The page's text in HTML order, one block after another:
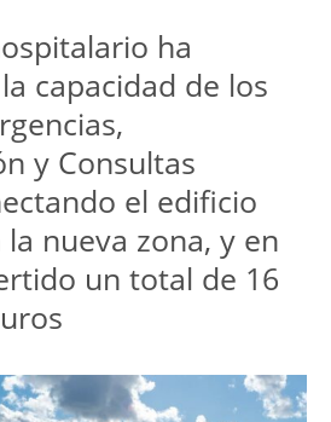
ha
capacidad de los
y Consultas
el edificio
nueva zona, y en
un total de 16